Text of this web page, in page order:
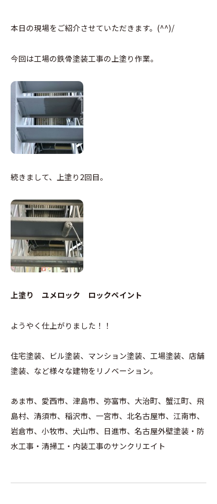
本日の現場をご紹介させていただきます。(^^)/
今回は工場の鉄骨塗装工事の上塗り作業。
続きまして、上塗り2回目。
上塗り ユメロック ロックペイント
ようやく仕上がりました！！
住宅塗装、ビル塗装、マンション塗装、工場塗装、店舗
塗装、など様々な建物をリノベーション。
あま市、愛西市、津島市、弥富市、大治町、蟹江町、飛
島村、清須市、稲沢市、一宮市、北名古屋市、江南市、
岩倉市、小牧市、犬山市、日進市、名古屋外壁塗装・防
水工事・清掃工・内装工事のサンクリエイト